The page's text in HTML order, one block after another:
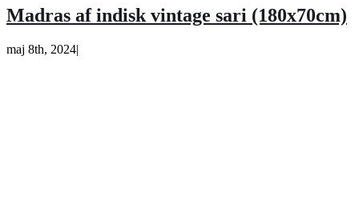
Madras af indisk vintage sari (180x70cm)
maj 8th, 2024|